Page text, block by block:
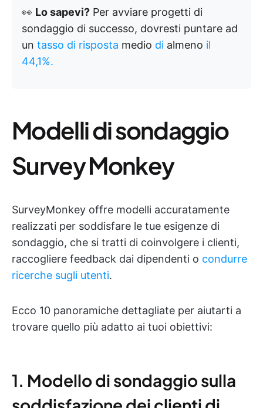
👀 Lo sapevi? Per avviare progetti di
sondaggio di successo, dovresti puntare ad
un tasso di risposta medio di almeno il
44,1%.
Modelli di sondaggio
Survey Monkey
SurveyMonkey offre modelli accuratamente
realizzati per soddisfare le tue esigenze di
sondaggio, che si tratti di coinvolgere i clienti,
raccogliere feedback dai dipendenti o condurre
ricerche sugli utenti.
Ecco 10 panoramiche dettagliate per aiutarti a
trovare quello più adatto ai tuoi obiettivi:
1. Modello di sondaggio sulla